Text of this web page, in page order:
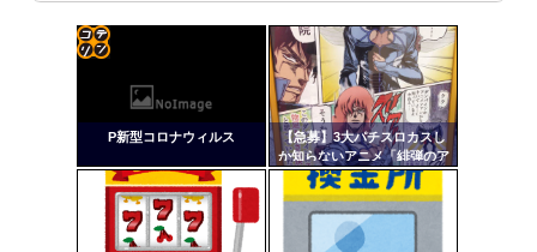
ますｗ」←これどうす...
【閲覧注意】俺が近くにいると機械が壊れるんだけどさ
【画像】ペプシコーラ社、「こういうのでいいんだよ」
な新商品を発売
Powered by livedoor 相互RSS
P新型コロナウィルス
【急募】3大パチスロカスし
か知らないアニメ「緋弾のア
リア」「百花繚乱サムライガ
ールズ」
定リ
ンク
自動